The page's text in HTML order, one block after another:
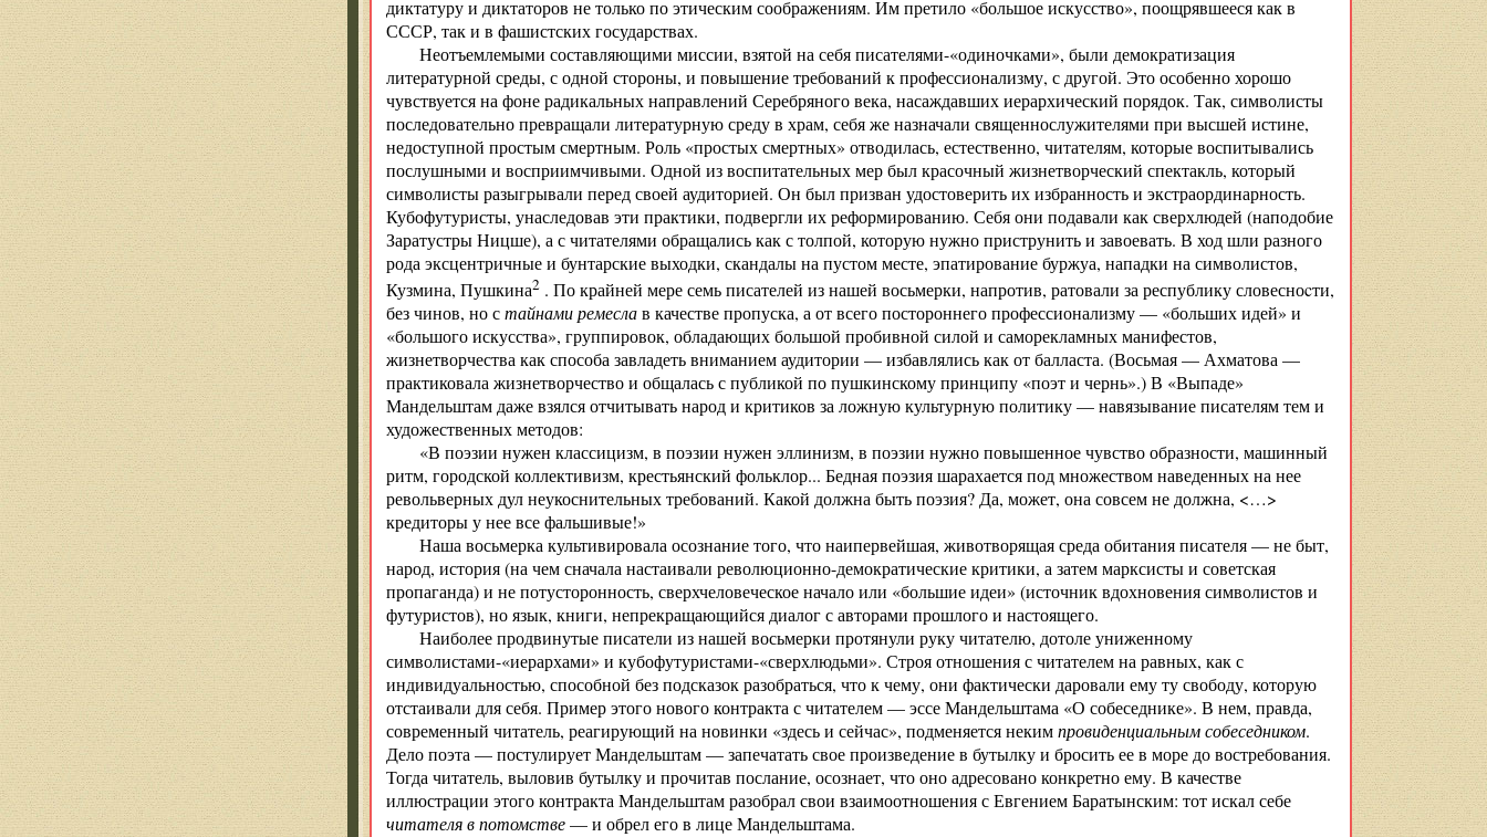
диктатуру и диктаторов не только по этическим соображениям. Им претило «большое искусство», поощрявшееся как в
СССР, так и в фашистских государствах.
Неотъемлемыми составляющими миссии, взятой на себя писателями-«одиночками», были демократизация
литературной среды, с одной стороны, и повышение требований к профессионализму, с другой. Это особенно хорошо
чувствуется на фоне радикальных направлений Серебряного века, насаждавших иерархический порядок. Так, символисты
последовательно превращали литературную среду в храм, себя же назначали священнослужителями при высшей истине,
недоступной простым смертным. Роль «простых смертных» отводилась, естественно, читателям, которые воспитывались
послушными и восприимчивыми. Одной из воспитательных мер был красочный жизнетворческий спектакль, который
символисты разыгрывали перед своей аудиторией. Он был призван удостоверить их избранность и экстраординарность.
Кубофутуристы, унаследовав эти практики, подвергли их реформированию. Себя они подавали как сверхлюдей (наподобие
Заратустры Ницше), а с читателями обращались как с толпой, которую нужно приструнить и завоевать. В ход шли разного
рода эксцентричные и бунтарские выходки, скандалы на пустом месте, эпатирование буржуа, нападки на символистов,
Кузмина, Пушкина2 . По крайней мере семь писателей из нашей восьмерки, напротив, ратовали за республику словесноcти,
без чинов, но стайнами ремеслав качестве пропуска, а от всего постороннего профессионализму — «больших идей» и
«большого искусства», группировок, обладающих большой пробивной силой и саморекламных манифестов,
жизнетворчества как способа завладеть вниманием аудитории — избавлялись как от балласта. (Восьмая — Ахматова —
практиковала жизнетворчество и общалась с публикой по пушкинскому принципу «поэт и чернь».) В «Выпаде»
Мандельштам даже взялся отчитывать народ и критиков за ложную культурную политику — навязывание писателям тем и
художественных методов:
«В поэзии нужен классицизм, в поэзии нужен эллинизм, в поэзии нужно повышенное чувство образности, машинный
ритм, городской коллективизм, крестьянский фольклор... Бедная поэзия шарахается под множеством наведенных на нее
револьверных дул неукоснительных требований. Какой должна быть поэзия? Да, может, она совсем не должна, <…>
кредиторы у нее все фальшивые!»
Наша восьмерка культивировала осознание того, что наипервейшая, животворящая среда обитания писателя — не быт,
народ, история (на чем сначала настаивали революционно-демократические критики, а затем марксисты и советская
пропаганда) и не потусторонность, сверхчеловеческое начало или «большие идеи» (источник вдохновения символистов и
футуристов), но язык, книги, непрекращающийся диалог с авторами прошлого и настоящего.
Наиболее продвинутые писатели из нашей восьмерки протянули руку читателю, дотоле униженному
символистами-«иерархами» и кубофутуристами-«сверхлюдьми». Строя отношения с читателем на равных, как с
индивидуальностью, способной без подсказок разобраться, что к чему, они фактически даровали ему ту свободу, которую
отстаивали для себя. Пример этого нового контракта с читателем — эссе Мандельштама «О собеседнике». В нем, правда,
современный читатель, реагирующий на новинки «здесь и сейчас», подменяется некимпровиденциальным собеседником.
Дело поэта — постулирует Мандельштам — запечатать свое произведение в бутылку и бросить ее в море до востребования.
Тогда читатель, выловив бутылку и прочитав послание, осознает, что оно адресовано конкретно ему. В качестве
иллюстрации этого контракта Мандельштам разобрал свои взаимоотношения с Евгением Баратынским: тот искал себе
читателя в потомстве— и обрел его в лице Мандельштама.